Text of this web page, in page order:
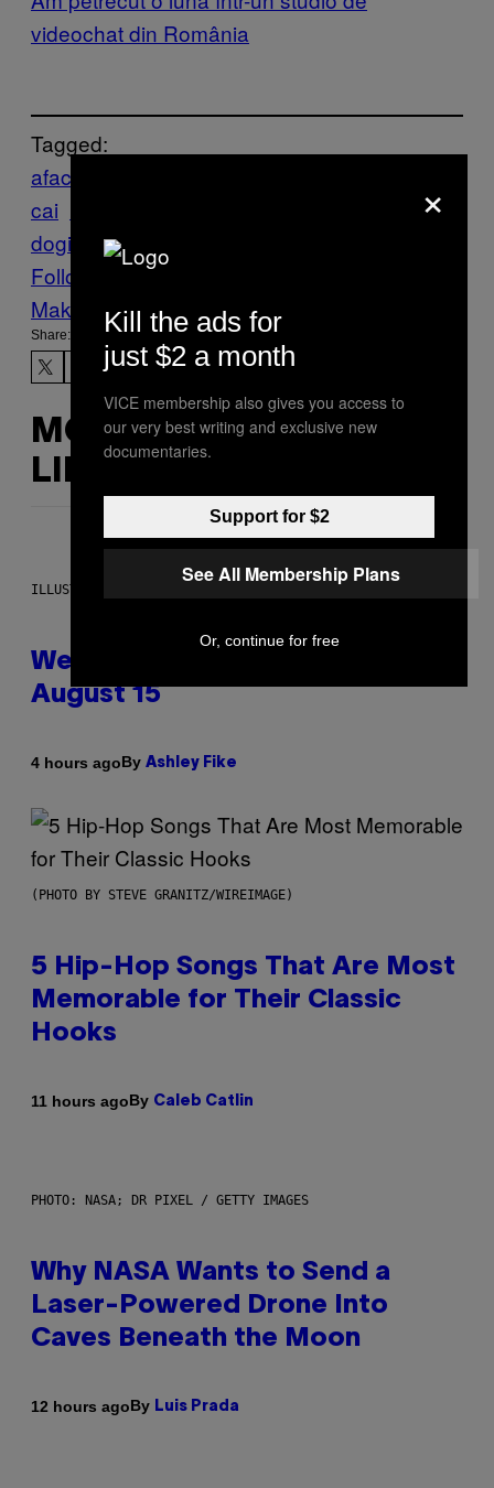
videochat din România
Tagged:
afaceristi
cai
dogi
Paris
Follow Us On Discover
Make Us Preferred In Top Stories
Share:
MORE
LIKE THIS
ILLUSTRATION BY REESA
Weekly Horoscope: August 9-
August 15
4 hours agoBy Ashley Fike
(PHOTO BY STEVE GRANITZ/WIREIMAGE)
5 Hip-Hop Songs That Are Most
Memorable for Their Classic
Hooks
11 hours agoBy Caleb Catlin
PHOTO: NASA; DR PIXEL / GETTY IMAGES
Why NASA Wants to Send a
Laser-Powered Drone Into
Caves Beneath the Moon
12 hours agoBy Luis Prada
×
Kill the ads for
just $2 a month
VICE membership also gives you access to
our very best writing and exclusive new
documentaries.
Support for $2
See All Membership Plans
Or, continue for free